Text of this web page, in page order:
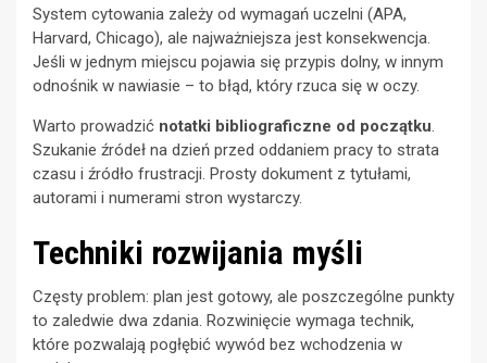
System cytowania zależy od wymagań uczelni (APA,
Harvard, Chicago), ale najważniejsza jest konsekwencja.
Jeśli w jednym miejscu pojawia się przypis dolny, w innym
odnośnik w nawiasie – to błąd, który rzuca się w oczy.
Warto prowadzić notatki bibliograficzne od początku.
Szukanie źródeł na dzień przed oddaniem pracy to strata
czasu i źródło frustracji. Prosty dokument z tytułami,
autorami i numerami stron wystarczy.
Techniki rozwijania myśli
Częsty problem: plan jest gotowy, ale poszczególne punkty
to zaledwie dwa zdania. Rozwinięcie wymaga technik,
które pozwalają pogłębić wywód bez wchodzenia w